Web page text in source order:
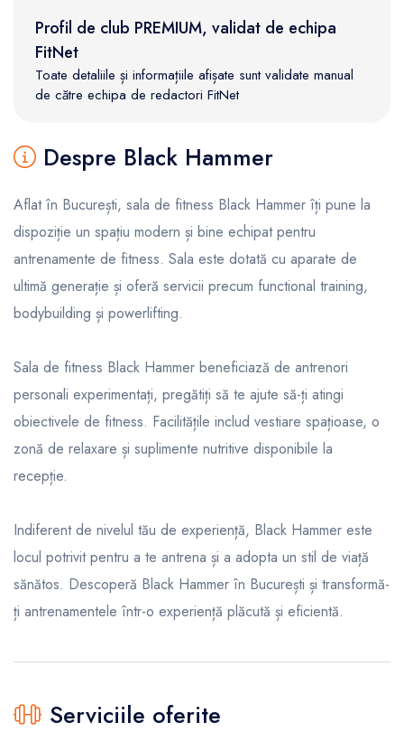
Profil de club PREMIUM, validat de echipa
FitNet
Toate detaliile și informațiile afișate sunt validate manual
de către echipa de redactori FitNet
Despre Black Hammer
Aflat în București, sala de fitness Black Hammer îți pune la
dispoziție un spațiu modern și bine echipat pentru
antrenamente de fitness. Sala este dotată cu aparate de
ultimă generație și oferă servicii precum functional training,
bodybuilding și powerlifting.
Sala de fitness Black Hammer beneficiază de antrenori
personali experimentați, pregătiți să te ajute să-ți atingi
obiectivele de fitness. Facilitățile includ vestiare spațioase, o
zonă de relaxare și suplimente nutritive disponibile la
recepție.
Indiferent de nivelul tău de experiență, Black Hammer este
locul potrivit pentru a te antrena și a adopta un stil de viață
sănătos. Descoperă Black Hammer în București și transformă-
ți antrenamentele într-o experiență plăcută și eficientă.
Serviciile oferite